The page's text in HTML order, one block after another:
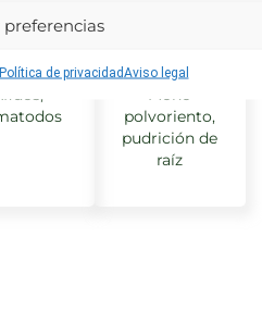
preferencias
Política de privacidadAviso legal
comunes
Moho
polvoriento,
pudrición de
raíz